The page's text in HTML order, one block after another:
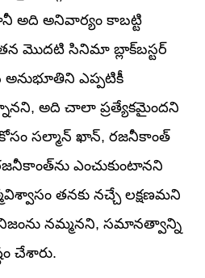
అది అనివార్యం కాబట్టి
మొదటి సినిమా బ్లాక్‌బస్టర్
ఎప్పటికీ
అది చాలా ప్రత్యేకమైందని
సల్మాన్ ఖాన్, రజనీకాంత్
ఎంచుకుంటానని
తనకు నచ్చే లక్షణమని
నమ్మనని, సమానత్వాన్ని
చేశారు.